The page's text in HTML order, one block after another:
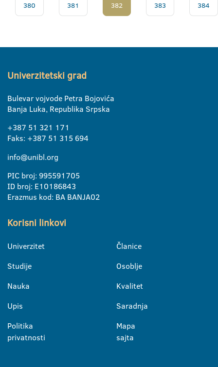
380 381 382 383 384
Univerzitetski grad
Bulevar vojvode Petra Bojovića
Banja Luka, Republika Srpska
+387 51 321 171
Faks: +387 51 315 694
info@unibl.org
PIC broj: 995591705
ID broj: E10186843
Erazmus kod: BA BANJA02
Korisni linkovi
Univerzitet
Studije
Nauka
Upis
Politika
privatnosti
Članice
Osoblje
Kvalitet
Saradnja
Mapa
sajta